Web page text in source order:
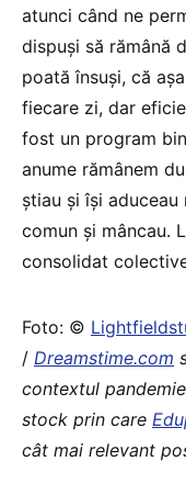
atunci când ne
dispuși să rămână
poată însuși, că
fiecare zi, dar
fost un program
anume rămânem
știau și își aduceau
comun și mâncau.
consolidat
Foto: ©
/ Dreamstime.com
contextul
stock prin care
cât mai relevant